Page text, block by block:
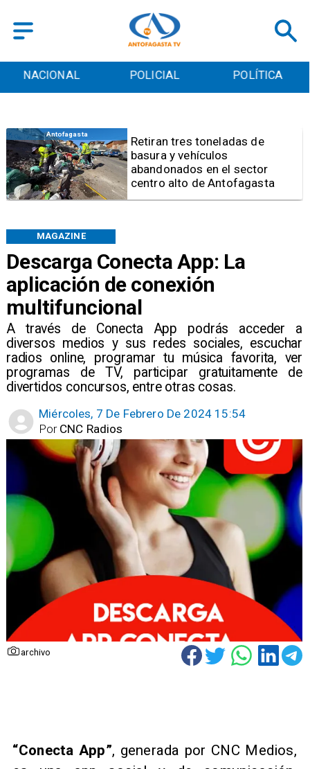
POLICIAL POLÍTICA CULTURA
Descarga Conecta App: La
aplicación de conexión
multifuncional
​A través de Conecta App podrás acceder a
diversos medios y sus redes sociales, escuchar
radios online, programar tu música favorita, ver
programas de TV, participar gratuitamente de
divertidos concursos, entre otras cosas.
MAGAZINE
Miércoles, 7 De Febrero De 2024 15:54
CNC Radios
Por
archivo
Salud
Bajo el estándar: Hospitales
Antofagasta y Calama no
cumplen con indicadores de
gestión del Minsal
“Conecta App”, generada por CNC Medios,